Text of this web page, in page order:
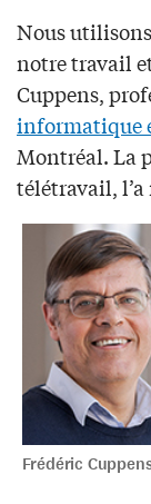
Nous
notre travail
Cuppens,
informatique
Montréal. La
télétravail,
Frédéric